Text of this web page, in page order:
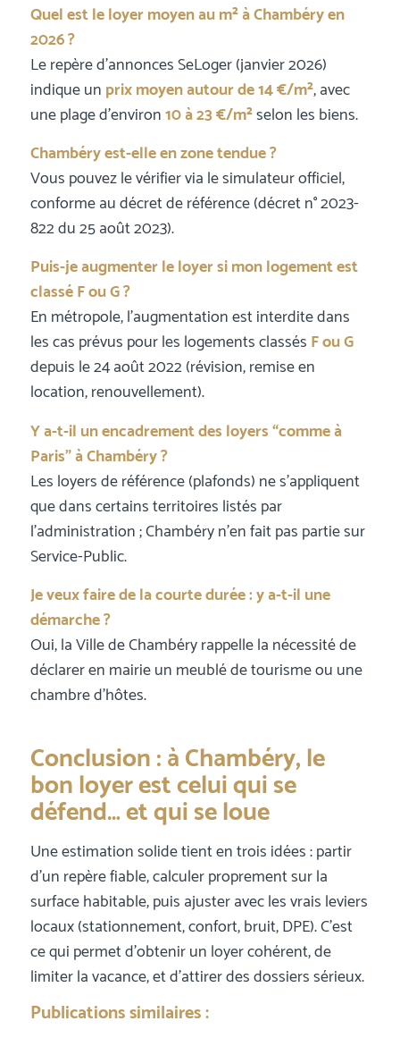
Quel est le loyer moyen au m² à Chambéry en
2026 ?
Le repère d’annonces SeLoger (janvier 2026)
indique un prix moyen autour de 14 €/m², avec
une plage d’environ10 à 23 €/m²selon les biens.
Chambéry est-elle en zone tendue ?
Vous pouvez le vérifier via le simulateur officiel,
conforme au décret de référence (décret n° 2023-
822 du 25 août 2023).
Puis-je augmenter le loyer si mon logement est
classé F ou G ?
En métropole, l’augmentation est interdite dans
les cas prévus pour les logements classés F ou G
depuis le 24 août 2022 (révision, remise en
location, renouvellement).
Y a-t-il un encadrement des loyers “comme à
Paris” à Chambéry ?
Les loyers de référence (plafonds) ne s’appliquent
que dans certains territoires listés par
l’administration ; Chambéry n’en fait pas partie sur
Service-Public.
Je veux faire de la courte durée : y a-t-il une
démarche ?
Oui, la Ville de Chambéry rappelle la nécessité de
déclarer en mairie un meublé de tourisme ou une
chambre d’hôtes.
Conclusion : à Chambéry, le
bon loyer est celui qui se
défend… et qui se loue
Une estimation solide tient en trois idées : partir
d’un repère fiable, calculer proprement sur la
surface habitable, puis ajuster avec les vrais leviers
locaux (stationnement, confort, bruit, DPE). C’est
ce qui permet d’obtenir un loyer cohérent, de
limiter la vacance, et d’attirer des dossiers sérieux.
Publications similaires :